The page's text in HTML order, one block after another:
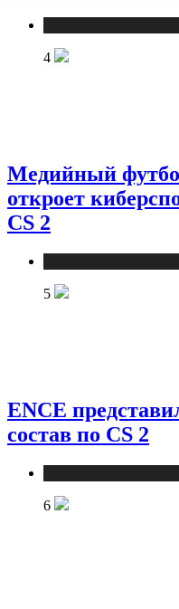
4
Медийный
откроет
CS 2
5
ENCE
состав по CS 2
6